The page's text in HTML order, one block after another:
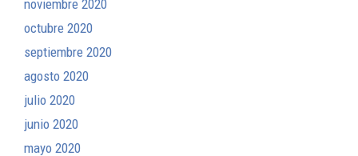
noviembre 2020
octubre 2020
septiembre 2020
agosto 2020
julio 2020
junio 2020
mayo 2020